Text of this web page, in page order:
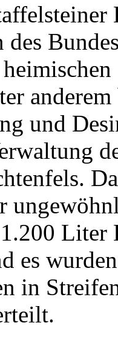
des
und
es
in